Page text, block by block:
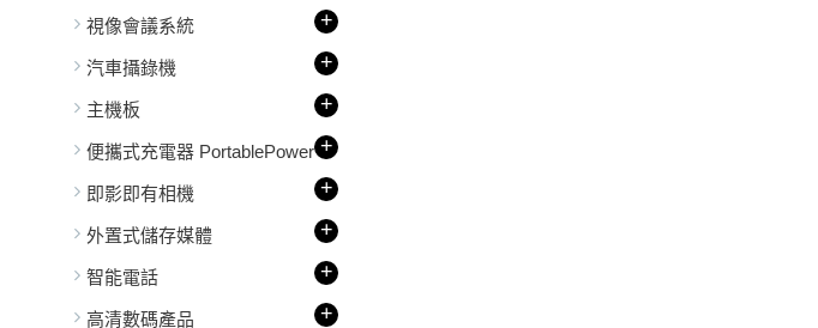
視像會議系統 +
汽車攝錄機 +
主機板 +
便攜式充電器 PortablePower +
即影即有相機 +
外置式儲存媒體 +
智能電話 +
高清數碼產品 +